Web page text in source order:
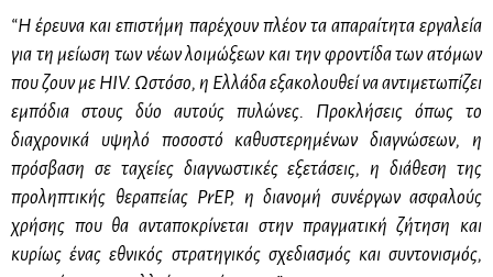
“Η έρευνα και επιστήμη παρέχουν πλέον τα απαραίτητα εργαλεία
για τη μείωση των νέων λοιμώξεων και την φροντίδα των ατόμων
που ζουν με HIV. Ωστόσο, η Ελλάδα εξακολουθεί να αντιμετωπίζει
εμπόδια στους δύο αυτούς πυλώνες. Προκλήσεις όπως το
διαχρονικά υψηλό ποσοστό καθυστερημένων διαγνώσεων, η
πρόσβαση σε ταχείες διαγνωστικές εξετάσεις, η διάθεση της
προληπτικής θεραπείας PrEP, η διανομή συνέργων ασφαλούς
χρήσης που θα ανταποκρίνεται στην πραγματική ζήτηση και
κυρίως ένας εθνικός στρατηγικός σχεδιασμός και συντονισμός,